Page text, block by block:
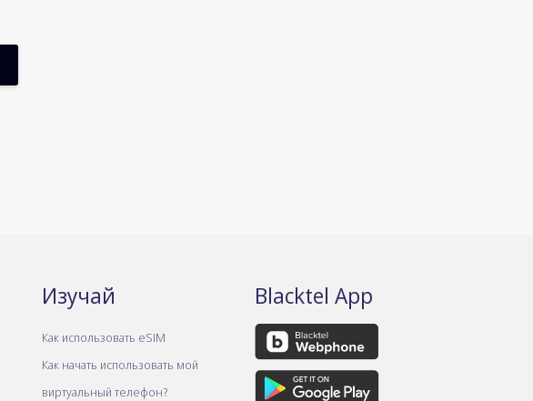
Изучай
Как использовать eSIM
Как начать использовать мой
виртуальный телефон?
Blacktel App